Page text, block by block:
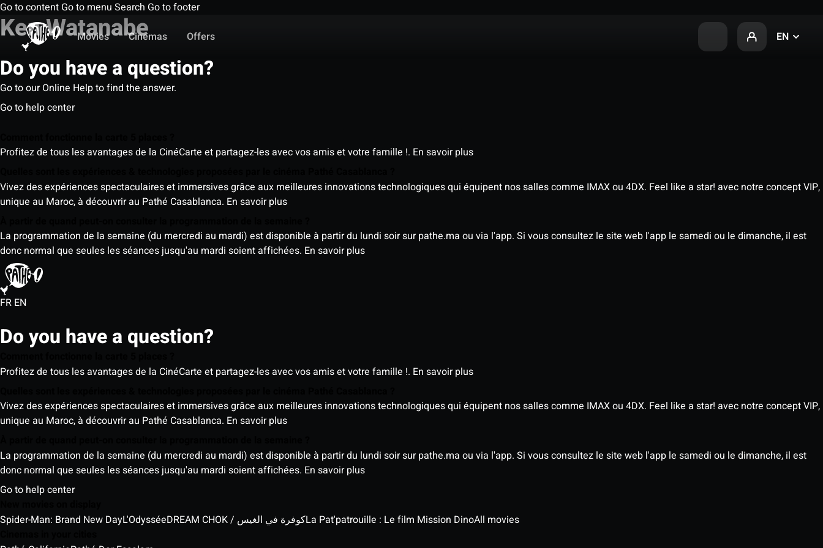
Go to content Go to menu Search Go to footer
Movies
Cinemas Offers EN
Ken Watanabe
Do you have a question?
Go to our Online Help to find the answer.
Go to help center
Profitez de tous les avantages de la CinéCarte et partagez-les avec vos amis et votre famille !. En savoir plus
Vivez des expériences spectaculaires et immersives grâce aux meilleures innovations technologiques qui équipent nos salles comme IMAX ou 4DX. Feel like a star! avec notre concept VIP,
unique au Maroc, à découvrir au Pathé Casablanca. En savoir plus
La programmation de la semaine (du mercredi au mardi) est disponible à partir du lundi soir sur pathe.ma ou via l'app. Si vous consultez le site web l'app le samedi ou le dimanche, il est
donc normal que seules les séances jusqu'au mardi soient affichées. En savoir plus
FR EN
Do you have a question?
Profitez de tous les avantages de la CinéCarte et partagez-les avec vos amis et votre famille !. En savoir plus
Vivez des expériences spectaculaires et immersives grâce aux meilleures innovations technologiques qui équipent nos salles comme IMAX ou 4DX. Feel like a star! avec notre concept VIP,
unique au Maroc, à découvrir au Pathé Casablanca. En savoir plus
La programmation de la semaine (du mercredi au mardi) est disponible à partir du lundi soir sur pathe.ma ou via l'app. Si vous consultez le site web l'app le samedi ou le dimanche, il est
donc normal que seules les séances jusqu'au mardi soient affichées. En savoir plus
Go to help center
Spider-Man: Brand New DayL'Odyssée DREAM CHOK / كوفرة في الغيسLa Pat'patrouille : Le film Mission DinoAll movies